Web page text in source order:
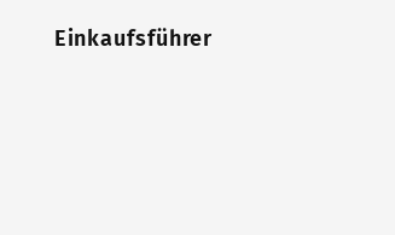
Einkaufsführer